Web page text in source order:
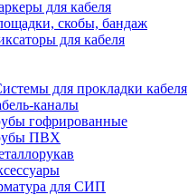
для кабеля
скобы, бандаж
для кабеля
для прокладки кабеля
каналы
гофрированные
ПВХ
для СИП